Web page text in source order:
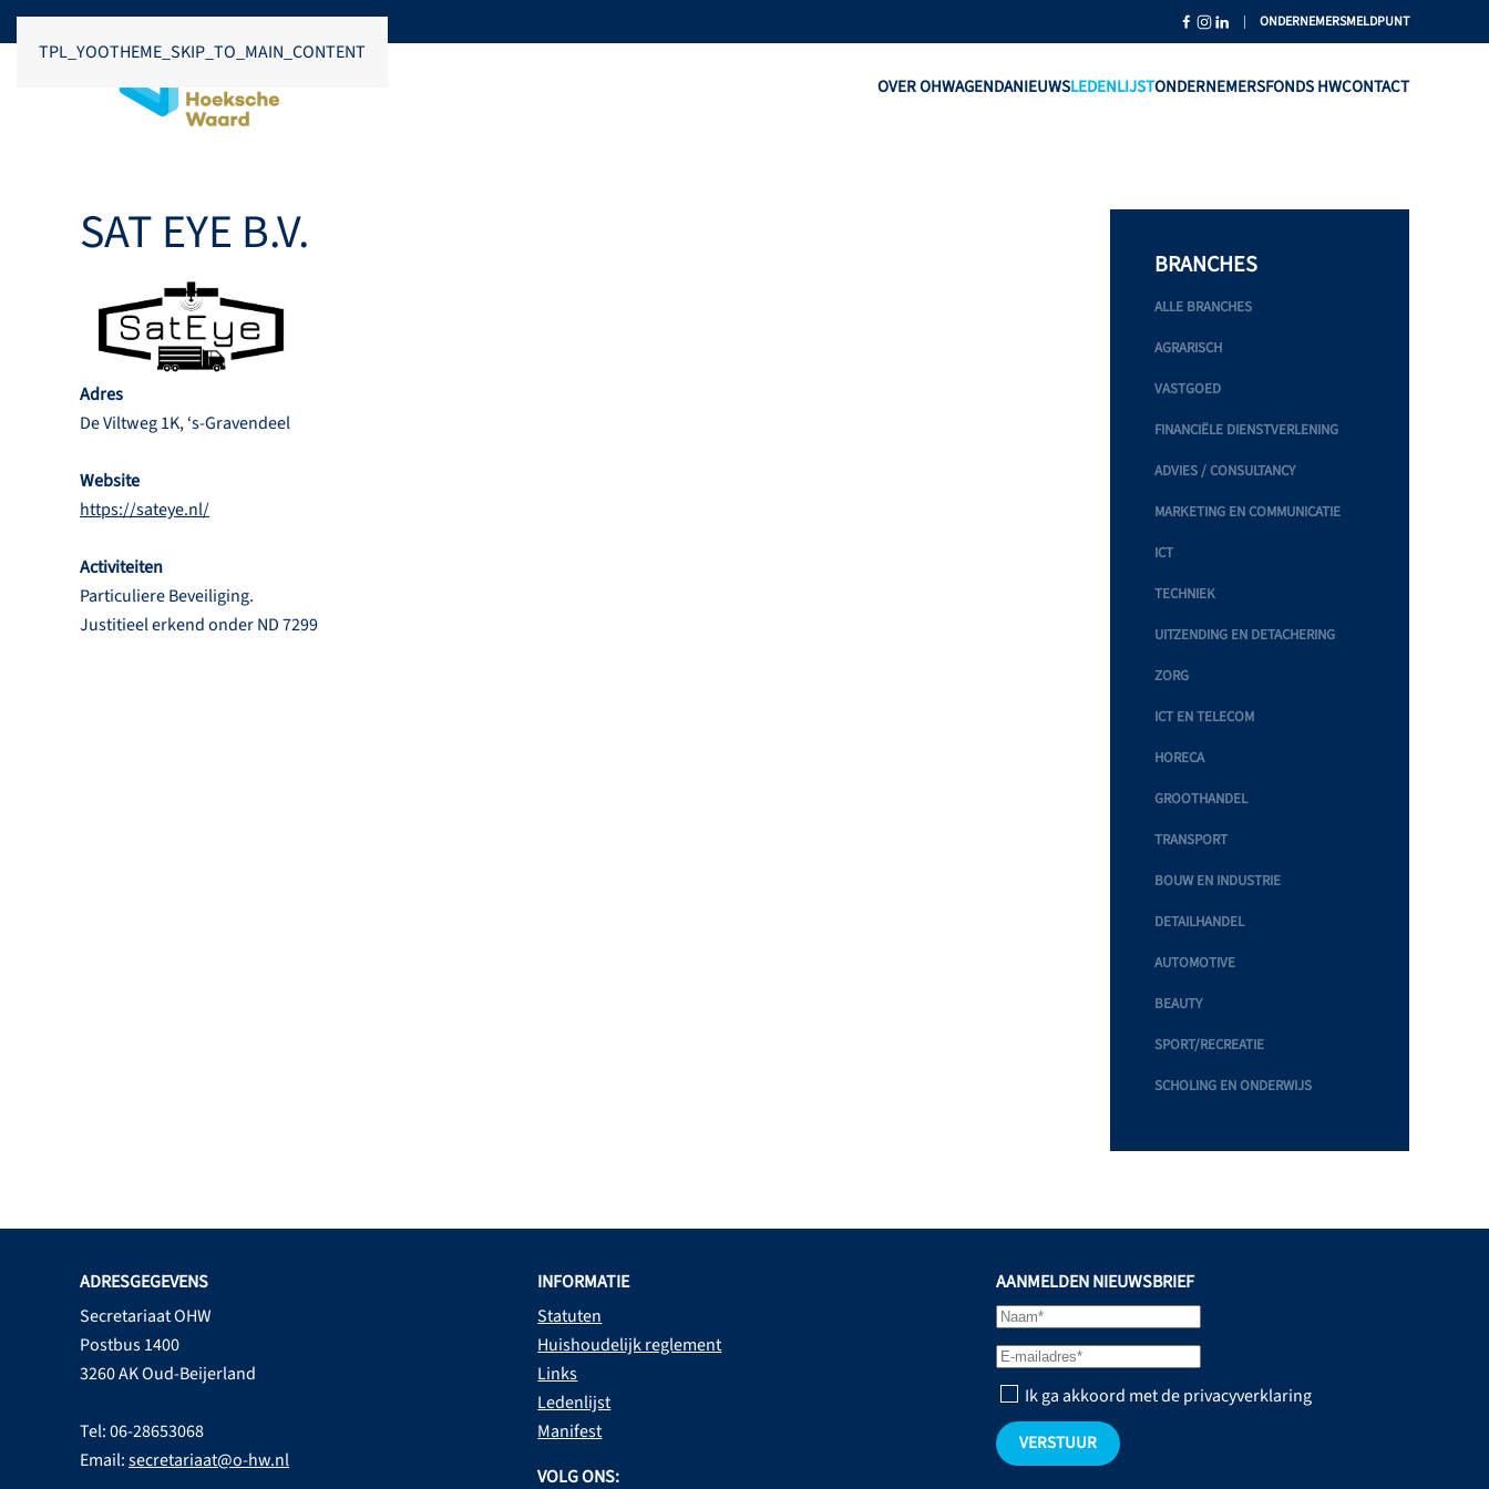
TPL_YOOTHEME_SKIP_TO_MAIN_CONTENT
| ONDERNEMERSMELDPUNT
OVER OHWAGENDANIEUWSLEDENLIJSTONDERNEMERSFONDS HWCONTACT
SAT EYE B.V.
Adres
De Viltweg 1K, ‘s-Gravendeel
Website
https://sateye.nl/
Activiteiten
Particuliere Beveiliging.
Justitieel erkend onder ND 7299
BRANCHES
ALLE BRANCHES
AGRARISCH
VASTGOED
FINANCIËLE DIENSTVERLENING
ADVIES / CONSULTANCY
MARKETING EN COMMUNICATIE
ICT
TECHNIEK
UITZENDING EN DETACHERING
ZORG
ICT EN TELECOM
HORECA
GROOTHANDEL
TRANSPORT
BOUW EN INDUSTRIE
DETAILHANDEL
AUTOMOTIVE
BEAUTY
SPORT/RECREATIE
SCHOLING EN ONDERWIJS
ADRESGEGEVENS
Secretariaat OHW
Postbus 1400
3260 AK Oud-Beijerland
Tel: 06-28653068
Email:secretariaat@o-hw.nl
INFORMATIE
Statuten
Huishoudelijk reglement
Links
Ledenlijst
Manifest
VOLG ONS:
AANMELDEN NIEUWSBRIEF
Ik ga akkoord met de privacyverklaring
VERSTUUR